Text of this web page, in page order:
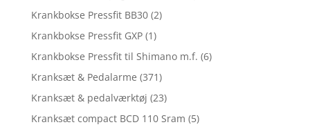
Krankbokse Pressfit BB30 (2)
Krankbokse Pressfit GXP (1)
Krankbokse Pressfit til Shimano m.f. (6)
Kranksæt & Pedalarme (371)
Kranksæt & pedalværktøj (23)
Kranksæt compact BCD 110 Sram (5)